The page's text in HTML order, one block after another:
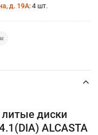
д. 19А: 4 шт.
диски
ALCASTA